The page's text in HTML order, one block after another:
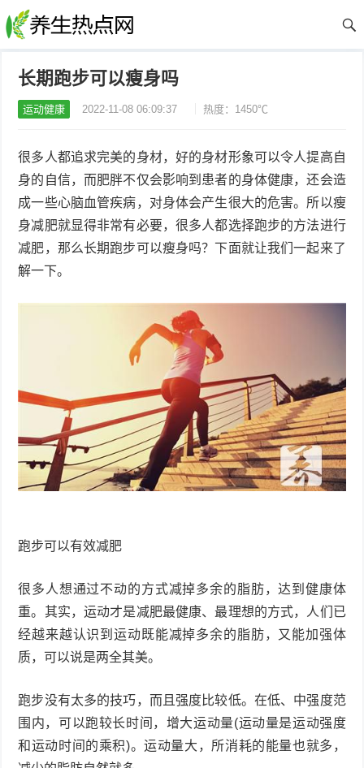
长期跑步可以瘦身吗
运动健康 2022-11-08 06:09:37 热度：1450℃
很多人都追求完美的身材，好的身材形象可以令人提高自
身的自信，而肥胖不仅会影响到患者的身体健康，还会造
成一些心脑血管疾病，对身体会产生很大的危害。所以瘦
身减肥就显得非常有必要，很多人都选择跑步的方法进行
减肥，那么长期跑步可以瘦身吗？下面就让我们一起来了
解一下。
跑步可以有效减肥
很多人想通过不动的方式减掉多余的脂肪，达到健康体
重。其实，运动才是减肥最健康、最理想的方式，人们已
经越来越认识到运动既能减掉多余的脂肪，又能加强体
质，可以说是两全其美。
跑步没有太多的技巧，而且强度比较低。在低、中强度范
围内，可以跑较长时间，增大运动量(运动量是运动强度
和运动时间的乘积)。运动量大，所消耗的能量也就多，